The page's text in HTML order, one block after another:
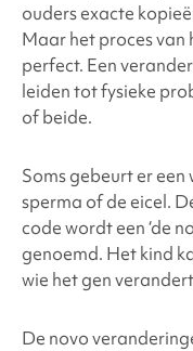
ouders exacte
Maar het proces van
perfect. Een
leiden tot fysieke
of beide.
Soms gebeurt er
sperma of de eicel.
code wordt een ‘de
genoemd. Het kind
wie het gen
De novo